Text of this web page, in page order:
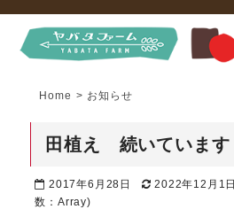
Home > お知らせ
田植え 続いています
2017年6月28日 2022年12月1日
数：Array)